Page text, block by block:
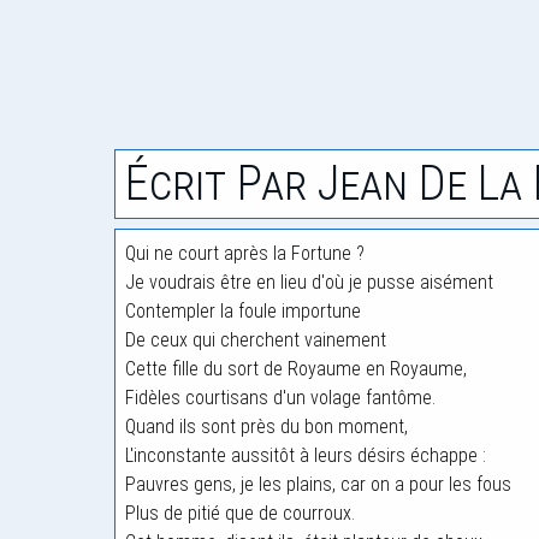
Écrit Par Jean De
Qui ne court après la Fortune ?
Je voudrais être en lieu d'où je pusse aisément
Contempler la foule importune
De ceux qui cherchent vainement
Cette fille du sort de Royaume en Royaume,
Fidèles courtisans d'un volage fantôme.
Quand ils sont près du bon moment,
L'inconstante aussitôt à leurs désirs échappe :
Pauvres gens, je les plains, car on a pour les fous
Plus de pitié que de courroux.